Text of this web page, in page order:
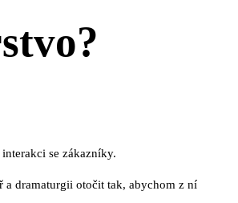
se zákazníky.
a dramaturgii otočit tak, abychom z ní